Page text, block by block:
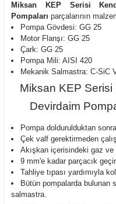
Miksan KEP Serisi
Pompaları parçalarının
Pompa Gövdesi: GG 25
Motor Flanşı: GG 25
Çark: GG 25
Pompa Mili: AISI 420
Mekanik Salmastra: C-SiC
Miksan KEP
Devirdaim
Pompa doldurulduktan
Çek valf gerektirmeden
Akışkan içerisindeki gaz ve
9 mm'e kadar parçacık
Tahliye tıpası yardımıyla
Bütün pompalarda bulunan
salmastra.